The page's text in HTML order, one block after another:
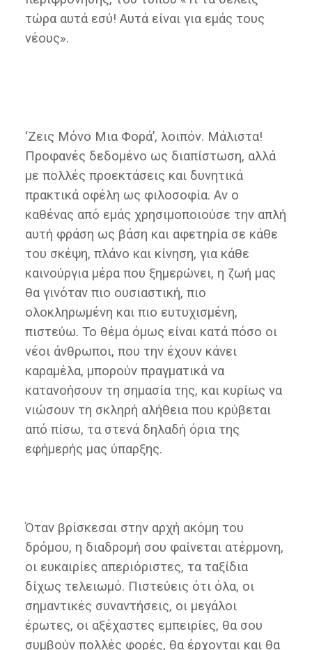
τώρα αυτά εσύ! Αυτά είναι για εμάς τους
νέους».
‘Ζεις Μόνο Μια Φορά’, λοιπόν. Μάλιστα!
Προφανές δεδομένο ως διαπίστωση, αλλά
με πολλές προεκτάσεις και δυνητικά
πρακτικά οφέλη ως φιλοσοφία. Αν ο
καθένας από εμάς χρησιμοποιούσε την απλή
αυτή φράση ως βάση και αφετηρία σε κάθε
του σκέψη, πλάνο και κίνηση, για κάθε
καινούργια μέρα που ξημερώνει, η ζωή μας
θα γινόταν πιο ουσιαστική, πιο
ολοκληρωμένη και πιο ευτυχισμένη,
πιστεύω. Το θέμα όμως είναι κατά πόσο οι
νέοι άνθρωποι, που την έχουν κάνει
καραμέλα, μπορούν πραγματικά να
κατανοήσουν τη σημασία της, και κυρίως να
νιώσουν τη σκληρή αλήθεια που κρύβεται
από πίσω, τα στενά δηλαδή όρια της
εφήμερής μας ύπαρξης.
Όταν βρίσκεσαι στην αρχή ακόμη του
δρόμου, η διαδρομή σου φαίνεται ατέρμονη,
οι ευκαιρίες απεριόριστες, τα ταξίδια
δίχως τελειωμό. Πιστεύεις ότι όλα, οι
σημαντικές συναντήσεις, οι μεγάλοι
έρωτες, οι αξέχαστες εμπειρίες, θα σου
συμβούν πολλές φορές, θα έρχονται και θα